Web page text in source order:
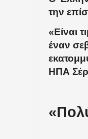
την
«Είναι
έναν
ΗΠΑ